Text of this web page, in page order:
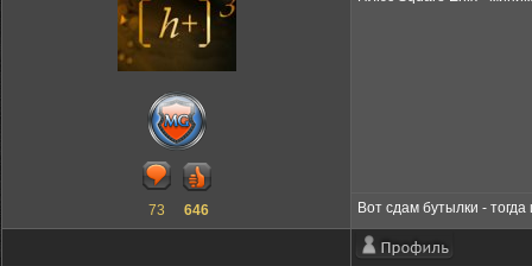
73 646 Вот сдам бутылки -